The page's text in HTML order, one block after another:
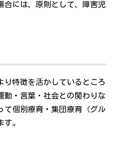
合には、原則として、障害児
り特徴を活かしているところ
動・言葉・社会との関わりな
て個別療育・集団療育（グル
。